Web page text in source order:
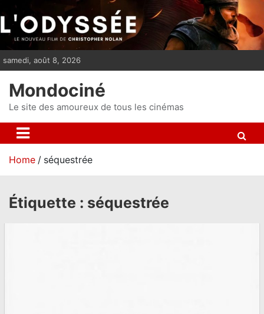
i
p
n
t
samedi, août 8, 2026
Mondociné
Le site des amoureux de tous les cinémas
Home séquestrée
Étiquette : séquestrée